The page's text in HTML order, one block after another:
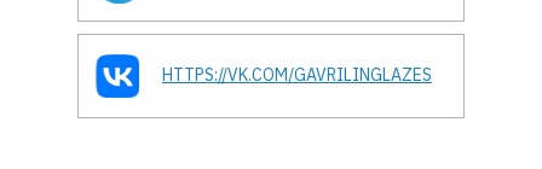
HTTPS://VK.COM/GAVRILINGLAZES